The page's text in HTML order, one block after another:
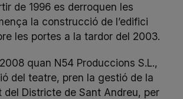
de 1996 es derroquen les
la construcció de l’edifici
les portes a la tardor del 2003.
quan N54 Produccions S.L.,
del teatre, pren la gestió de la
del Districte de Sant Andreu, per